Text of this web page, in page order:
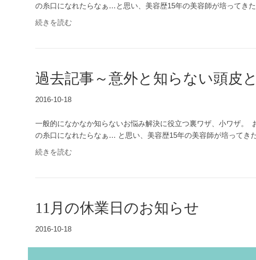
の糸口になれたらなぁ…と思い、美容歴15年の美容師が培ってき
続きを読む
過去記事～意外と知らない頭皮
2016-10-18
一般的になかなか知らないお悩み解決に役立つ裏ワザ、小ワザ。
の糸口になれたらなぁ… と思い、美容歴15年の美容師が培ってき
続きを読む
11月の休業日のお知らせ
2016-10-18